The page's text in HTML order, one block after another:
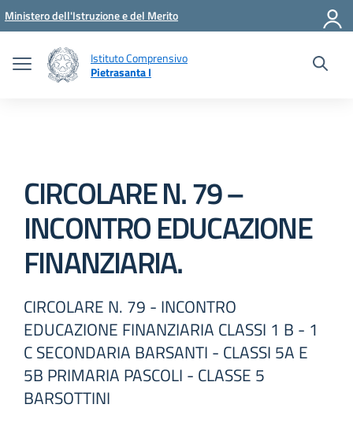
Vai ai contenuti
Vai al menu di navigazione
Vai al footer
Ministero dell'Istruzione e del Merito
Istituto Comprensivo
Pietrasanta I
CIRCOLARE N. 79 –
INCONTRO EDUCAZIONE
FINANZIARIA.
CIRCOLARE N. 79 - INCONTRO
EDUCAZIONE FINANZIARIA CLASSI 1 B - 1
C SECONDARIA BARSANTI - CLASSI 5A E
5B PRIMARIA PASCOLI - CLASSE 5
BARSOTTINI